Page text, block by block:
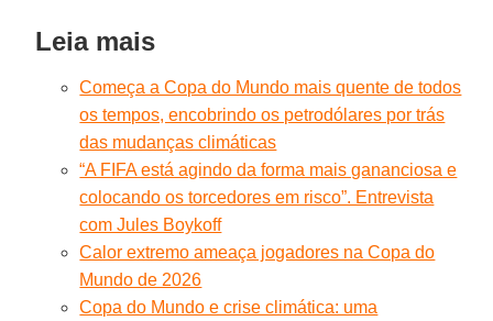
Leia mais
Começa a Copa do Mundo mais quente de todos
os tempos, encobrindo os petrodólares por trás
das mudanças climáticas
“A FIFA está agindo da forma mais gananciosa e
colocando os torcedores em risco”. Entrevista
com Jules Boykoff
Calor extremo ameaça jogadores na Copa do
Mundo de 2026
Copa do Mundo e crise climática: uma